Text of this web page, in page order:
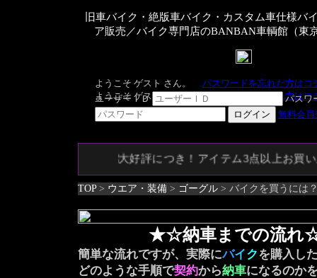
旧車バイク・絶版車バイク・カスタム車仕様バ
ア販売／バイク専門店のBANBAN車輌館（東
大好評につき！アイテム3点以上お買い
TOP> ウエア・装備> ゴーグル> バイクを買うには
★☆納車までの流
簡単な流れですが、実際にバイクを購入し
どのような手順で契約から納車になるのか